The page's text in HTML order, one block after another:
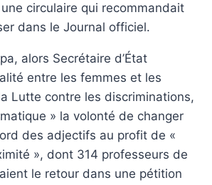
circulaire qui recommandait
dans le Journal officiel.
alors Secrétaire d’État
entre les femmes et les
Lutte contre les discriminations,
» la volonté de changer
des adjectifs au profit de «
», dont 314 professeurs de
le retour dans une pétition